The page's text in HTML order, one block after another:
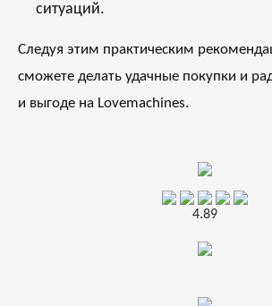
ситуаций.
Следуя этим практическим
сможете делать удачные покупки и
и выгоде на Lovemachines.
4.89